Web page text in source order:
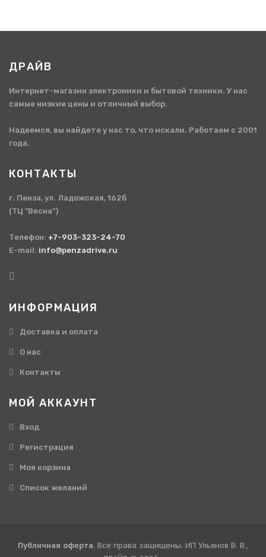
ДРАЙВ
Интернет-магазин электроники и бытовой техники. У нас
самые низкие цены и отличный выбор.
Надеемся, вы найдете у нас то, что искали. Работаем с 2001
года.
КОНТАКТЫ
г. Пенза, ул. Ладожская, 162б
(ТЦ "Весна")
Телефон: +7-903-323-24-70
E-mail: info@penzadrive.ru
ИНФОРМАЦИЯ
Доставка и оплата
О нас
Контакты
МОЙ АККАУНТ
Вход
Регистрация
Моя корзина
Cписок желаний
Публичная оферта. Все права защищены. ИП Ульянов В. В.,